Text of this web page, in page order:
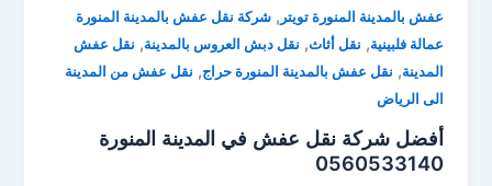
عفش بالمدينة المنورة تويتر ,شركة نقل عفش بالمدينة المنورة
عمالة فلبينية, نقل أثاث, نقل دبش العروس بالمدينة, نقل عفش
المدينة, نقل عفش بالمدينة المنورة حراج, نقل عفش من المدينة
الى الرياض
أفضل شركة نقل عفش في المدينة المنورة
0560533140